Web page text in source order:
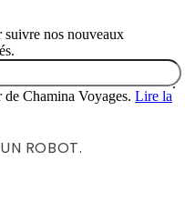
suivre nos nouveaux
de Chamina Voyages. Lire la
ROBOT.